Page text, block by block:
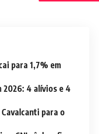
para 1,7% em
2026: 4 alívios e 4
para o